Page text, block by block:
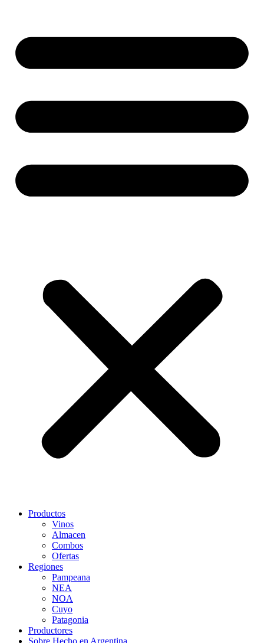
Productos
Vinos
Almacen
Combos
Ofertas
Regiones
Pampeana
NEA
NOA
Cuyo
Patagonia
Productores
Sobre Hecho en Argentina